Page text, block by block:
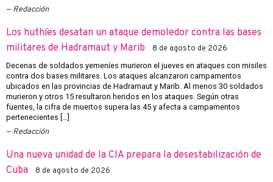
Redacción
Los huthíes desatan un ataque demoledor contra las bases
militares de Hadramaut y Marib
8 de agosto de 2026
Decenas de soldados yemeníes murieron el jueves en ataques con misiles
contra dos bases militares. Los ataques alcanzaron campamentos
ubicados en las provincias de Hadramaut y Marib. Al menos 30 soldados
murieron y otros 15 resultaron heridos en los ataques. Según otras
fuentes, la cifra de muertos supera las 45 y afecta a campamentos
pertenecientes […]
Redacción
Una nueva unidad de la CIA prepara la desestabilización de
Cuba
8 de agosto de 2026